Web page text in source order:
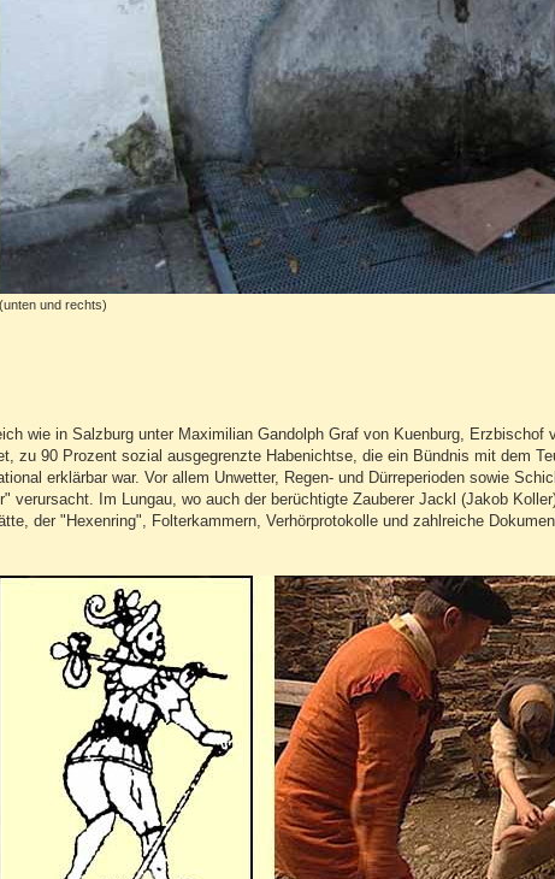
(unten und rechts)
wie in Salzburg unter Maximilian Gandolph Graf von Kuenburg, Erzbischof
zu 90 Prozent sozial ausgegrenzte Habenichtse, die ein Bündnis mit dem
erklärbar war. Vor allem Unwetter, Regen- und Dürreperioden sowie
verursacht. Im Lungau, wo auch der berüchtigte Zauberer Jackl (Jakob
der "Hexenring", Folterkammern, Verhörprotokolle und zahlreiche